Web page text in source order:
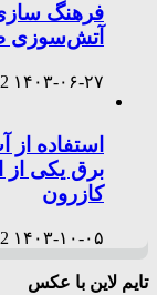
آتش‌سوزی
۱۴۰۳-۰۶-۲۷ 2
استفاده
برق یکی از
کازرون
۱۴۰۳-۱۰-۰۵ 2
تایم لاین با عکس